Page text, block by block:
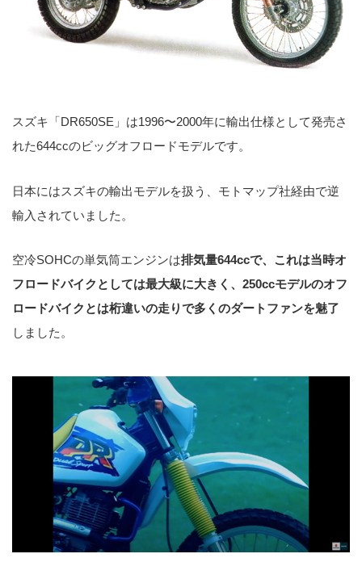
スズキ「DR650SE」は1996〜2000年に輸出仕様として発売さ
れた644ccのビッグオフロードモデルです。
日本にはスズキの輸出モデルを扱う、モトマップ社経由で逆
輸入されていました。
空冷SOHCの単気筒エンジンは排気量644ccで、これは当時オ
フロードバイクとしては最大級に大きく、250ccモデルのオフ
ロードバイクとは桁違いの走りで多くのダートファンを魅了
しました。